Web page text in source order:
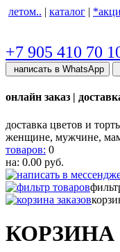
летом.. | каталог |
+7 905 410 70
написать в WhatsApp
онлайн заказ |
доставка цветов и
женщине, мужчине,
товаров: 0
на: 0.00 руб.
КОРЗИНА